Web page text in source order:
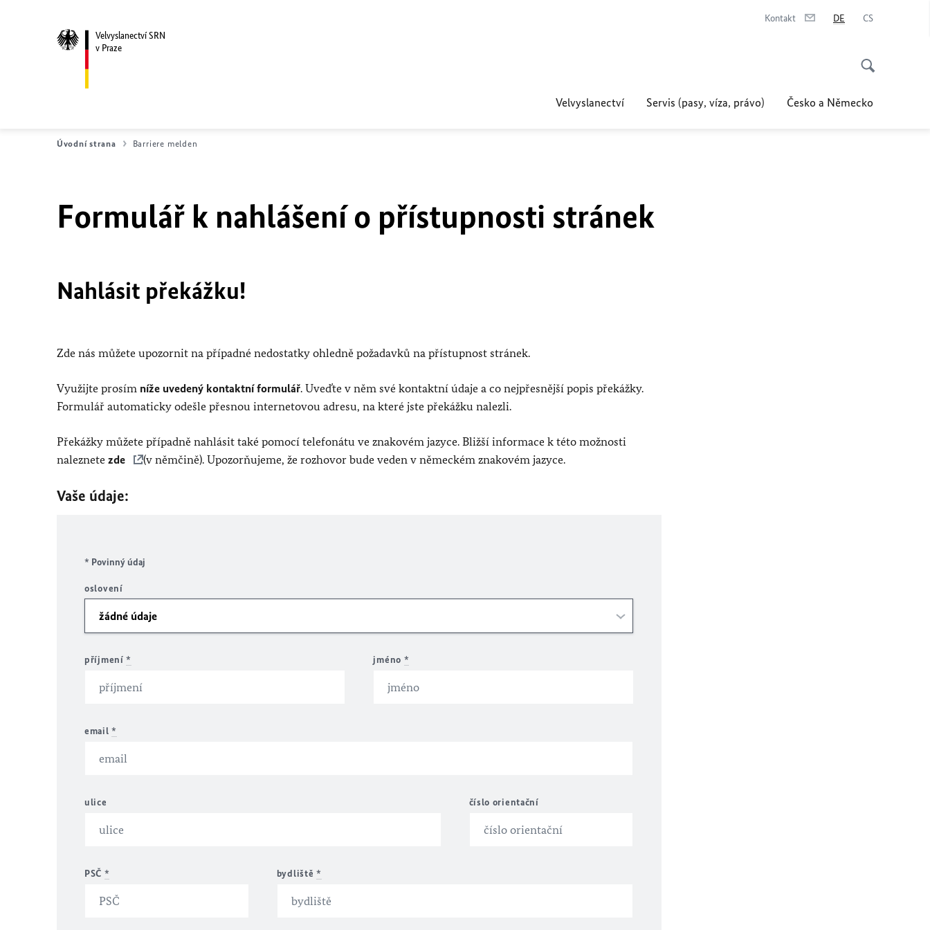
Velvyslanectví SRN
v Praze
Kontakt DE CS
Velvyslanectví Servis (pasy, víza, právo) Česko a Německo
Úvodní strana Barriere melden
Formulář k nahlášení o přístupnosti stránek
Nahlásit překážku!
Zde nás můžete upozornit na případné nedostatky ohledně požadavků na přístupnost stránek.
Využijte prosím níže uvedený kontaktní formulář. Uveďte v něm své kontaktní údaje a co nejpřesnější popis překážky.
Formulář automaticky odešle přesnou internetovou adresu, na které jste překážku nalezli.
Překážky můžete případně nahlásit také pomocí telefonátu ve znakovém jazyce. Bližší informace k této možnosti
naleznete zde (v němčině). Upozorňujeme, že rozhovor bude veden v německém znakovém jazyce.
Vaše údaje:
* Povinný údaj
oslovení
příjmení* jméno *
email*
ulice číslo orientační
PSČ * bydliště*